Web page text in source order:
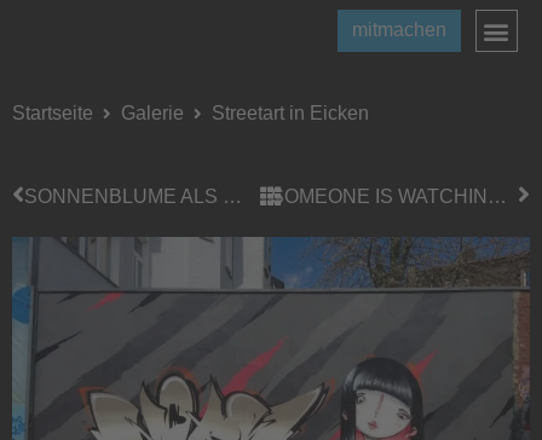
mitmachen
Startseite Galerie Streetart in Eicken
SONNENBLUME ALS PAPER-ART SOMEONE IS WATCHING YOU